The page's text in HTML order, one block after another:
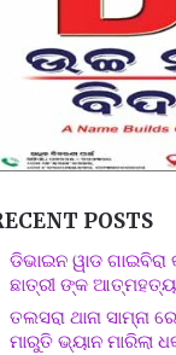
POSTS
ଡିଭାଇନ ୱାଡ ଗାଇବିରା
ଛାତ୍ରୀ ଙ୍କ
ତଲସରା ଥାନା ସାମ୍ନା
ମାରୁତି ଭ୍ୟାନ ମାରିଲା